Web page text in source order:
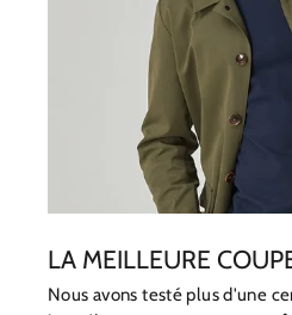
LA MEILLEURE
Nous avons testé plus d'une